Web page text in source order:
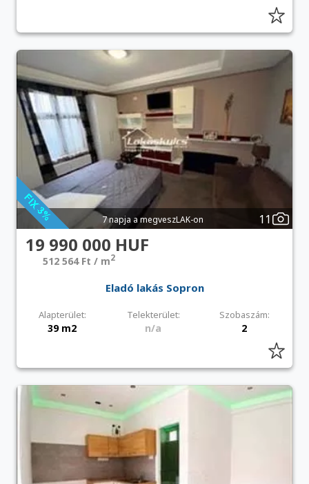
7 napja a megveszLAK-on 11
19 990 000 HUF
512 564 Ft / m2
Eladó lakás Sopron
Alapterület: Telekterület: Szobaszám:
39 m2 n/a 2